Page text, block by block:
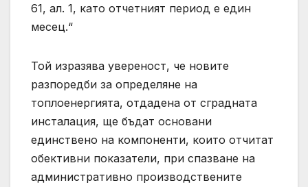
61, ал. 1, като отчетният период е един
месец.“
Той изразява увереност, че новите
разпоредби за определяне на
топлоенергията, отдадена от сградната
инсталация, ще бъдат основани
единствено на компоненти, които отчитат
обективни показатели, при спазване на
административно производствените